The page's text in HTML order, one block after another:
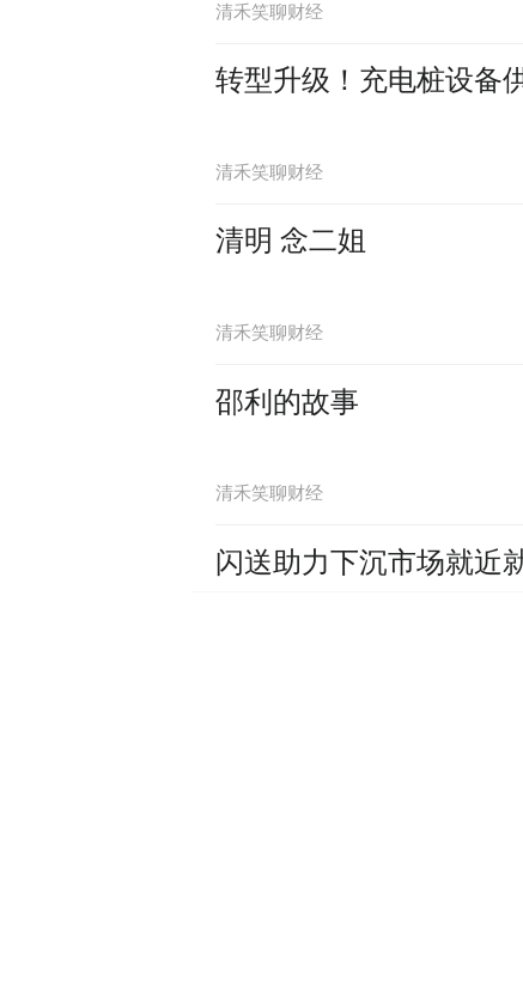
清禾笑聊财经
转型升级！充电桩设备
清禾笑聊财经
清明 念二姐
清禾笑聊财经
邵利的故事
清禾笑聊财经
闪送助力下沉市场就近